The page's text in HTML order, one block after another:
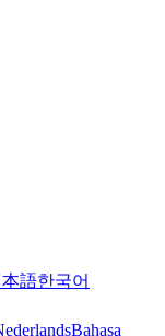
本語한국어
Bahasa